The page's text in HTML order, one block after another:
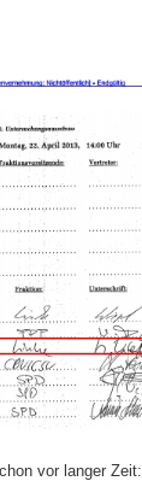
vor langer Zeit: